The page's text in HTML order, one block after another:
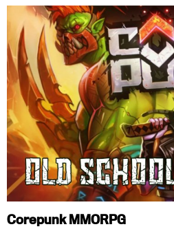
Corepunk MMORPG